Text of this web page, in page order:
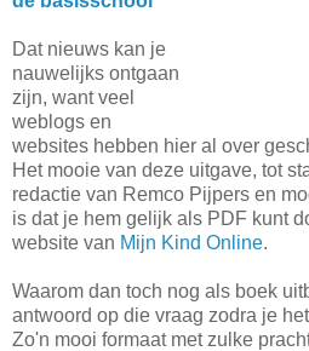
Dat nieuws kan je
nauwelijks ontgaan
zijn, want veel
weblogs en
websites hebben hier al over
Het mooie van deze uitgave, tot
redactie van Remco Pijpers en
is dat je hem gelijk als PDF kunt
website van Mijn Kind Online.
Waarom dan toch nog als boek
antwoord op die vraag zodra je
Zo'n mooi formaat met zulke